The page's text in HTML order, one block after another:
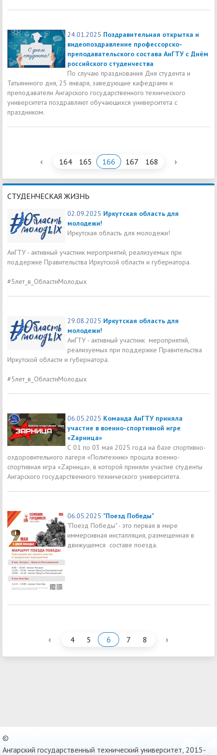
24.01.2025 Поздравительная открытка и
видеопоздравление профессорско-
преподавательского состава АнГТУ с Днём
российского студенчества
По случаю празднования Дня студента и
Татьяниного дня, 25 января, заведующие кафедрами и
преподаватели Ангарского государственного технического
университета поздравляют обучающихся университета с
праздником.
‹ 164 165 166 167 168 ›
СТУДЕНЧЕСКАЯ ЖИЗНЬ
02.09.2025 Иркутская область для
молодежи!
Иркутская область для молодежи!
АнГТУ - активный участник мероприятий, реализуемых при
поддержке Правительства Иркутской области и губернатора.
#5лет_в_ОбластиМолодых
29.08.2025 Иркутская область для
молодежи!
АнГТУ - активный участник мероприятий,
реализуемых при поддержке Правительства
Иркутской области и губернатора.
#5лет_в_ОбластиМолодых
06.05.2025 Команда АнГТУ приняла
участие в военно-спортивной игре
«Zарница»
С 01 по 03 мая 2025 года на базе спортивно-
оздоровительного лагеря «Политехник» прошла военно-
спортивная игра «Zарница», в которой приняли участие студенты
Ангарского государственного технического университета.
06.05.2025 "Поезд Победы"
"Поезд Победы" - это первая в мире
иммерсивная инсталляция, размещенная в
движущемся составе поезда.
‹ 4 5 6 7 8 ›
©
Ангарский государственный технический университет, 2015-